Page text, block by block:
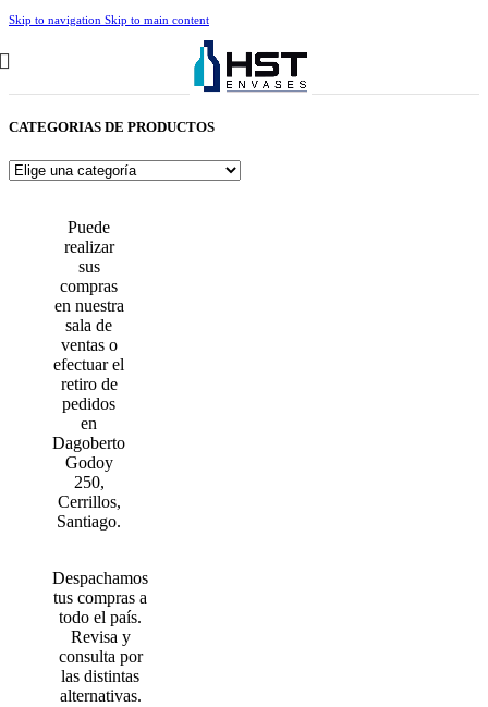
Skip to navigation Skip to main content
CATEGORIAS DE PRODUCTOS
Puede
realizar
sus
compras
en nuestra
sala de
ventas o
efectuar el
retiro de
pedidos
en
Dagoberto
Godoy
250,
Cerrillos,
Santiago.
Despachamos
tus compras a
todo el país.
Revisa y
consulta por
las distintas
alternativas.